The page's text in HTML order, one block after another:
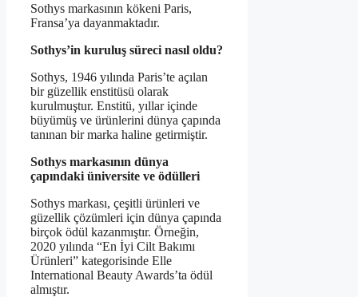
Sothys markasının kökeni Paris,
Fransa’ya dayanmaktadır.
Sothys’in kuruluş süreci nasıl oldu?
Sothys, 1946 yılında Paris’te açılan
bir güzellik enstitüsü olarak
kurulmuştur. Enstitü, yıllar içinde
büyümüş ve ürünlerini dünya çapında
tanınan bir marka haline getirmiştir.
Sothys markasının dünya
çapındaki üniversite ve ödülleri
Sothys markası, çeşitli ürünleri ve
güzellik çözümleri için dünya çapında
birçok ödül kazanmıştır. Örneğin,
2020 yılında “En İyi Cilt Bakımı
Ürünleri” kategorisinde Elle
International Beauty Awards’ta ödül
almıştır.